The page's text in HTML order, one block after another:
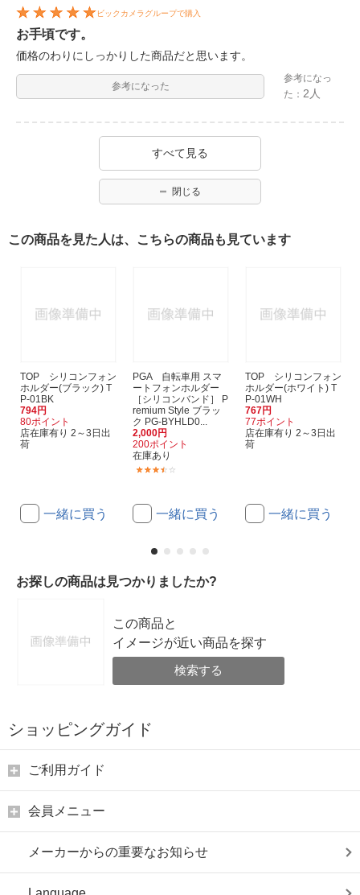
ビックカメラグループで購入
お手頃です。
価格のわりにしっかりした商品だと思います。
参考になった
参考になっ
た：2人
すべて見る
閉じる
この商品を見た人は、こちらの商品も見ています
TOP シリコンフォン
ホルダー(ブラック) T
P-01BK
794円
80ポイント
店在庫有り 2～3日出
荷
一緒に買う
PGA 自転車用 スマ
ートフォンホルダー
［シリコンバンド］ P
remium Style ブラッ
ク PG-BYHLD0...
2,000円
200ポイント
在庫あり
一緒に買う
TOP シリコンフォン
ホルダー(ホワイト) T
P-01WH
767円
77ポイント
店在庫有り 2～3日出
荷
一緒に買う
お探しの商品は見つかりましたか?
この商品と
イメージが近い商品を探す
検索する
ショッピングガイド
ご利用ガイド
会員メニュー
メーカーからの重要なお知らせ